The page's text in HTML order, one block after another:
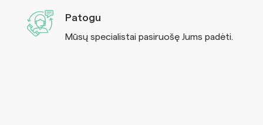
Patogu
Mūsų specialistai pasiruošę Jums padėti.